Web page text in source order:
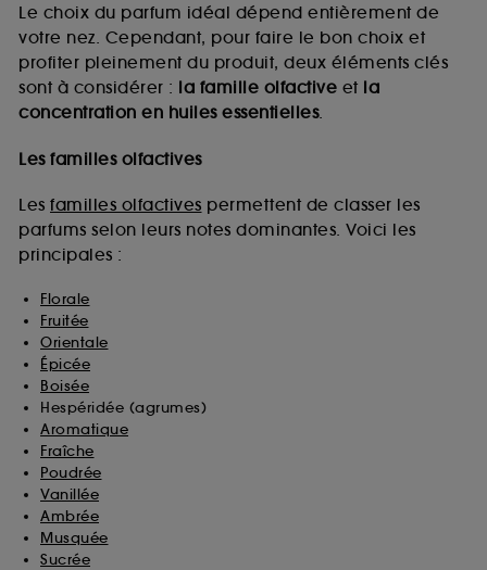
Le choix du parfum idéal dépend entièrement de
votre nez. Cependant, pour faire le bon choix et
profiter pleinement du produit, deux éléments clés
sont à considérer : la famille olfactive et la
concentration en huiles essentielles.
Les familles olfactives
Les familles olfactives permettent de classer les
parfums selon leurs notes dominantes. Voici les
principales :
Florale
Fruitée
Orientale
Épicée
Boisée
Hespéridée (agrumes)
Aromatique
Fraîche
Poudrée
Vanillée
Ambrée
Musquée
Sucrée
lecture de ces traceurs requiert votre accord. Vous
pouvez personnaliser vos choix concernant le dépôt
de ces cookies grâce au bouton "personnaliser mes
choix" ci-dessous ou décider de "tout accepter".
Sephora pourra associer les informations de
navigation collectées par ces Cookies, pour les
collectées ou générées lors de votre activité en ligne
sur "continuer sans accepter". Voous pouvez à tout
moment choisir de retirer votrte consentement. Si vous
souhaitez obtenir plus d'information sur les cookies
utilisés, cliquez